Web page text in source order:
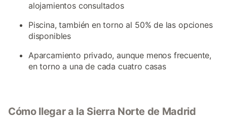
alojamientos consultados
Piscina, también en torno al 50% de las opciones
disponibles
Aparcamiento privado, aunque menos frecuente,
en torno a una de cada cuatro casas
Cómo llegar a la Sierra Norte de Madrid